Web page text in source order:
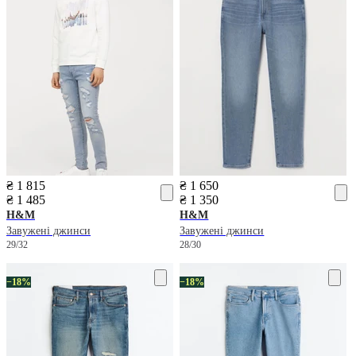
₴ 1 815
₴ 1 485
H&M
Завужені джинси
29/32
₴ 1 650
₴ 1 350
H&M
Завужені джинси
28/30
−18% −18%